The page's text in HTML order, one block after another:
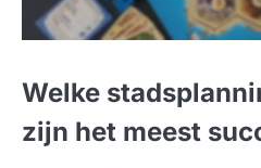
Welke
zijn het meest